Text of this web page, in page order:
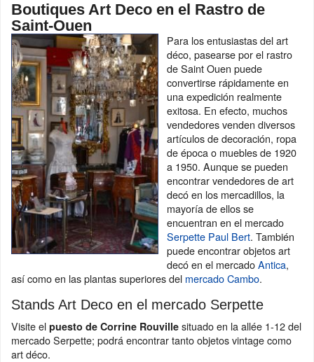
Boutiques Art Deco en el Rastro de
Saint-Ouen
Para los entusiastas del art
déco, pasearse por el rastro
de Saint Ouen puede
convertirse rápidamente en
una expedición realmente
exitosa. En efecto, muchos
vendedores venden diversos
artículos de decoración, ropa
de época o muebles de 1920
a 1950. Aunque se pueden
encontrar vendedores de art
decó en los mercadillos, la
mayoría de ellos se
encuentran en el mercado
Serpette Paul Bert. También
puede encontrar objetos art
decó en el mercadoAntica,
así como en las plantas superiores del mercado Cambo.
Stands Art Deco en el mercado Serpette
Visite el puesto de Corrine Rouville situado en la allée 1-12 del
mercado Serpette; podrá encontrar tanto objetos vintage como
art déco.